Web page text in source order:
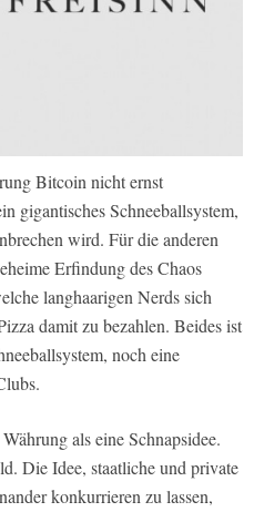
Bitcoin nicht ernst
gigantisches Schneeballsystem,
wird. Für die anderen
Erfindung des Chaos
langhaarigen Nerds sich
damit zu bezahlen. Beides ist
noch eine
als eine Schnapsidee.
Die Idee, staatliche und private
konkurrieren zu lassen,